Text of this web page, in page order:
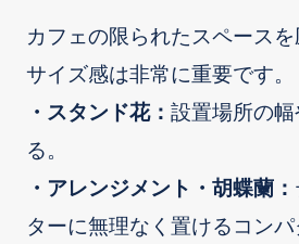
カフェの限られたスペースを
サイズ感は非常に重要です。
・スタンド花： 設置場所の
る。
・アレンジメント・胡蝶蘭：
ターに無理なく置けるコン